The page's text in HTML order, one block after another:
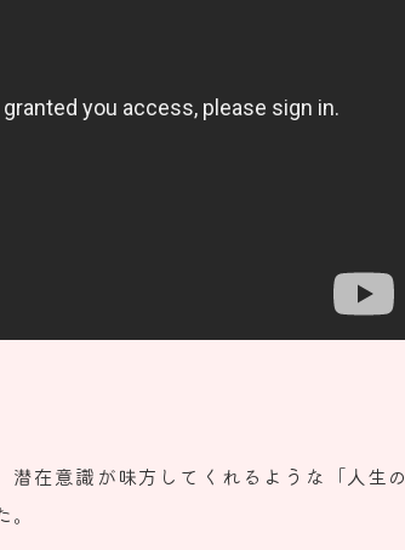
潜在意識が味方してくれるような「人生の